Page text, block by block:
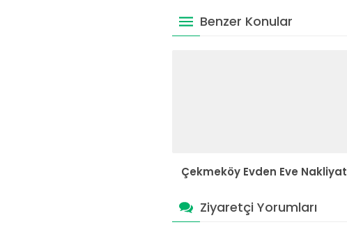
Benzer Konular
Çekmeköy Evden Eve Nakliyat
Ziyaretçi Yorumları